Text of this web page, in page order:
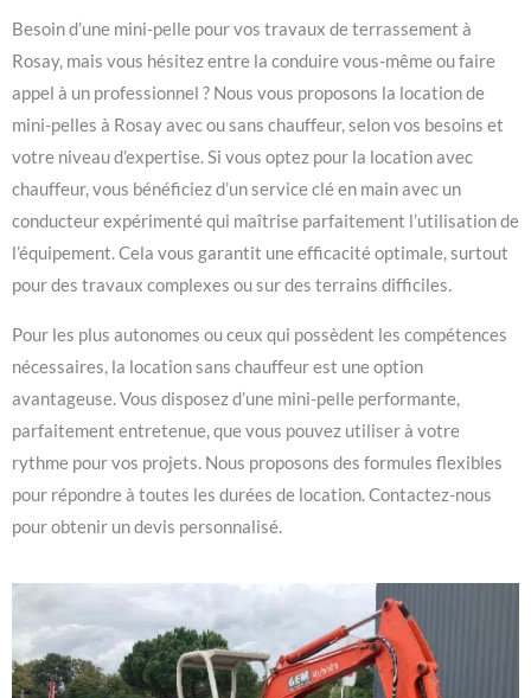
Besoin d’une mini-pelle pour vos travaux de terrassement à
Rosay, mais vous hésitez entre la conduire vous-même ou faire
appel à un professionnel ? Nous vous proposons la location de
mini-pelles à Rosay avec ou sans chauffeur, selon vos besoins et
votre niveau d’expertise. Si vous optez pour la location avec
chauffeur, vous bénéficiez d’un service clé en main avec un
conducteur expérimenté qui maîtrise parfaitement l’utilisation de
l’équipement. Cela vous garantit une efficacité optimale, surtout
pour des travaux complexes ou sur des terrains difficiles.
Pour les plus autonomes ou ceux qui possèdent les compétences
nécessaires, la location sans chauffeur est une option
avantageuse. Vous disposez d’une mini-pelle performante,
parfaitement entretenue, que vous pouvez utiliser à votre
rythme pour vos projets. Nous proposons des formules flexibles
pour répondre à toutes les durées de location. Contactez-nous
pour obtenir un devis personnalisé.